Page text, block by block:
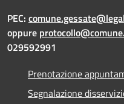
PEC:
oppure
029592991
Prenotazione
Segnalazione